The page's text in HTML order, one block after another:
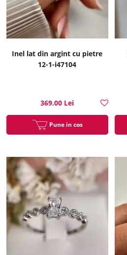
Inel lat din argint cu pietre
12-1-i47104
369.00 Lei
Pune in cos